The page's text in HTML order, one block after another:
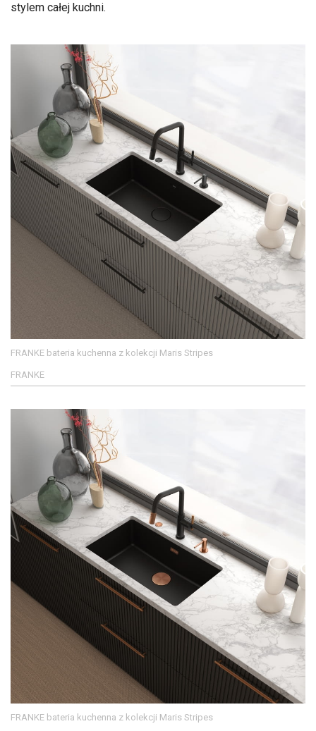
stylem całej kuchni.
FRANKE bateria kuchenna z kolekcji Maris Stripes
FRANKE
FRANKE bateria kuchenna z kolekcji Maris Stripes